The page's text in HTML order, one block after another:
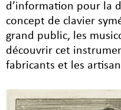
d’information pour la
concept de clavier
grand public, les
découvrir cet
fabricants et les